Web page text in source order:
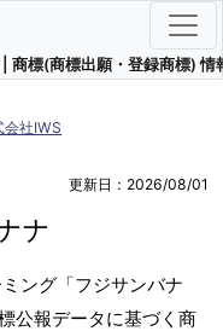
商標(商標出願・登録商標) 情
会社IWS
更新日：2026/08/01
ナ
ング「フジサンバナ
公報データに基づく商